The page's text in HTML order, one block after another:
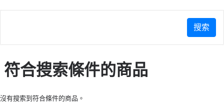
符合搜索條件的商品
沒有搜索到符合條件的商品。